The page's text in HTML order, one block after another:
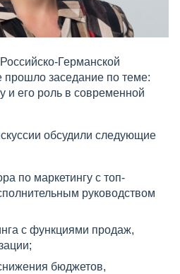
Германской
прошло заседание по теме:
и его роль в современной
обсудили следующие
по маркетингу с топ-
руководством
с функциями продаж,
бюджетов,